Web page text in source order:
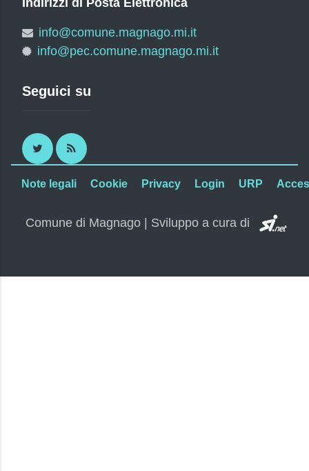
info@comune.magnago.mi.it
info@pec.comune.magnago.mi.it
Seguici su
Twitter RSS
Note legali Cookie Privacy Login URP
Comune di Magnago | Sviluppo a cura di